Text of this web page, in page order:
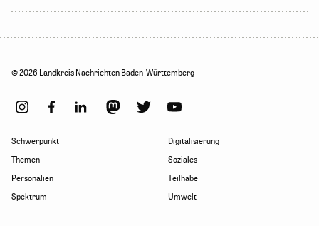
Schwerpunkt
Themen
Personalien
Spektrum
Digitalisierung
Soziales
Teilhabe
Umwelt
© 2026 Landkreis Nachrichten Baden-Württemberg